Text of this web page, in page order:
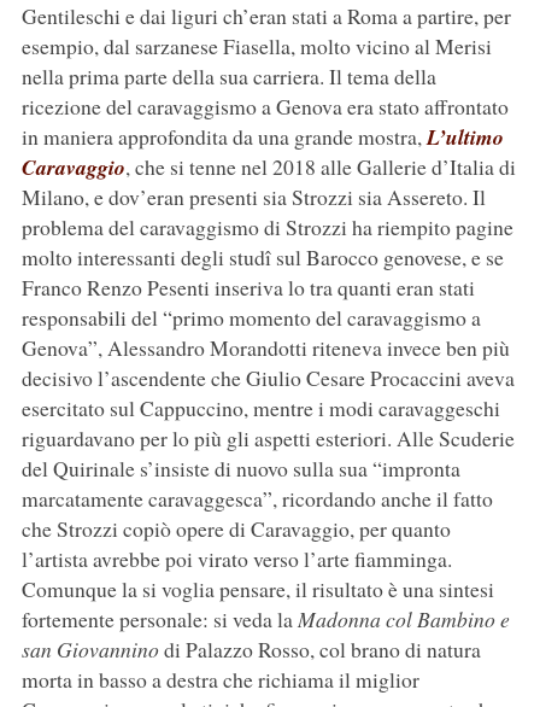
Gentileschi e dai liguri ch’eran stati a Roma a partire, per
esempio, dal sarzanese Fiasella, molto vicino al Merisi
nella prima parte della sua carriera. Il tema della
ricezione del caravaggismo a Genova era stato affrontato
in maniera approfondita da una grande mostra,L’ultimo
Caravaggio, che si tenne nel 2018 alle Gallerie d’Italia di
Milano, e dov’eran presenti sia Strozzi sia Assereto. Il
problema del caravaggismo di Strozzi ha riempito pagine
molto interessanti degli studî sul Barocco genovese, e se
Franco Renzo Pesenti inseriva lo tra quanti eran stati
responsabili del “primo momento del caravaggismo a
Genova”, Alessandro Morandotti riteneva invece ben più
decisivo l’ascendente che Giulio Cesare Procaccini aveva
esercitato sul Cappuccino, mentre i modi caravaggeschi
riguardavano per lo più gli aspetti esteriori. Alle Scuderie
del Quirinale s’insiste di nuovo sulla sua “impronta
marcatamente caravaggesca”, ricordando anche il fatto
che Strozzi copiò opere di Caravaggio, per quanto
l’artista avrebbe poi virato verso l’arte fiamminga.
Comunque la si voglia pensare, il risultato è una sintesi
fortemente personale: si veda laMadonna col Bambino e
san Giovanninodi Palazzo Rosso, col brano di natura
morta in basso a destra che richiama il miglior